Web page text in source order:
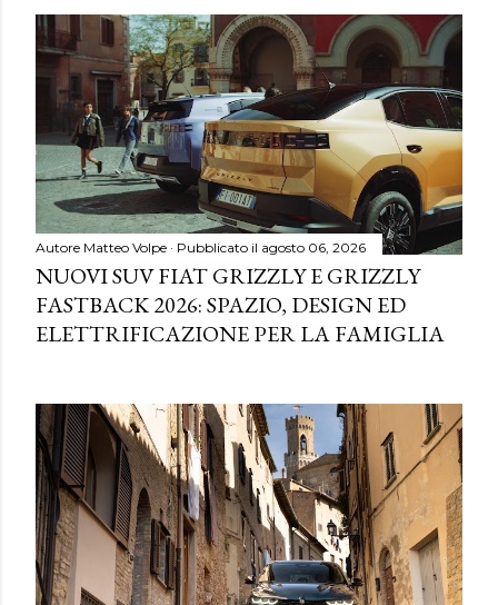
Autore Matteo Volpe Pubblicato il agosto 06, 2026
NUOVI SUV FIAT GRIZZLY E GRIZZLY
FASTBACK 2026: SPAZIO, DESIGN ED
ELETTRIFICAZIONE PER LA FAMIGLIA